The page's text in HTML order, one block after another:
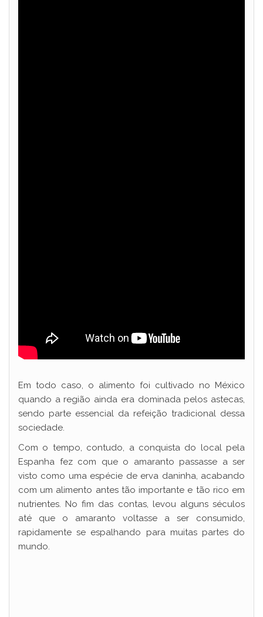
Em todo caso, o alimento foi cultivado no México
quando a região ainda era dominada pelos astecas,
sendo parte essencial da refeição tradicional dessa
sociedade.
Com o tempo, contudo, a conquista do local pela
Espanha fez com que o amaranto passasse a ser
visto como uma espécie de erva daninha, acabando
com um alimento antes tão importante e tão rico em
nutrientes. No fim das contas, levou alguns séculos
até que o amaranto voltasse a ser consumido,
rapidamente se espalhando para muitas partes do
mundo.